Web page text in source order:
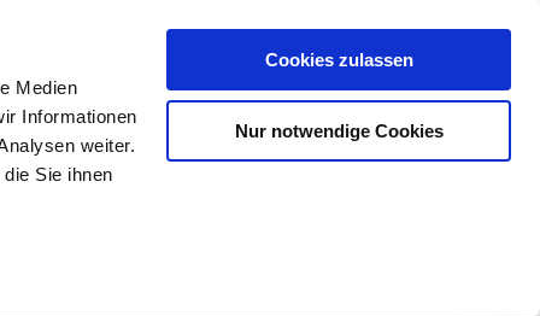
Medien
Informationen
weiter.
Sie ihnen
Cookies zulassen
Nur notwendige Cookies
0,00 €